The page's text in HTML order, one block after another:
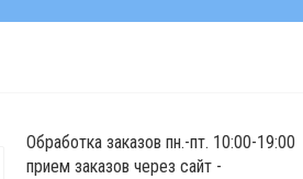
Обработка заказов пн.-пт. 10:00-19:00
прием заказов через сайт -